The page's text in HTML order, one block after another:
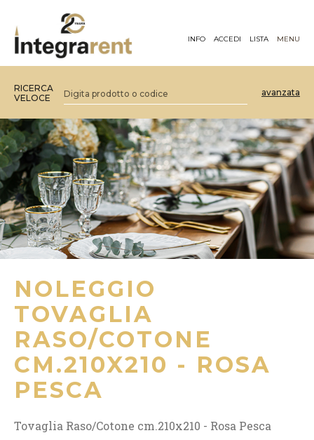
INFO ACCEDI LISTA MENU
RICERCA
VELOCE
avanzata
NOLEGGIO
TOVAGLIA
RASO/COTONE
CM.210X210 - ROSA
PESCA
Tovaglia Raso/Cotone cm.210x210 - Rosa Pesca